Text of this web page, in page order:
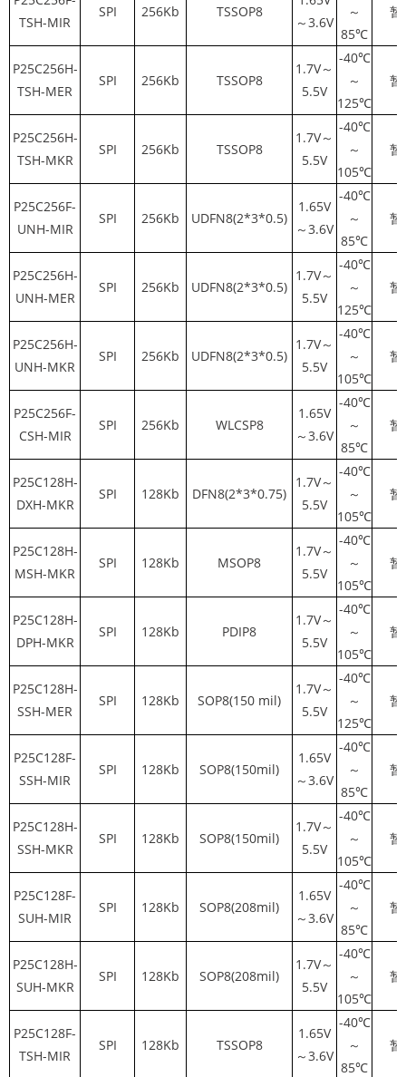
TSH-MIR
SPI 256Kb TSSOP8
～3.6V
～
85℃
暂
P25C256H-
TSH-MER
SPI 256Kb TSSOP8
1.7V～
5.5V
-40℃
～
125℃
暂
P25C256H-
TSH-MKR
SPI 256Kb TSSOP8
1.7V～
5.5V
-40℃
～
105℃
暂
P25C256F-
UNH-MIR
SPI 256Kb UDFN8(2*3*0.5)
1.65V
～3.6V
-40℃
～
85℃
暂
P25C256H-
UNH-MER
SPI 256Kb UDFN8(2*3*0.5)
1.7V～
5.5V
-40℃
～
125℃
暂
P25C256H-
UNH-MKR
SPI 256Kb UDFN8(2*3*0.5)
1.7V～
5.5V
-40℃
～
105℃
暂
P25C256F-
CSH-MIR
SPI 256Kb WLCSP8
1.65V
～3.6V
-40℃
～
85℃
暂
P25C128H-
DXH-MKR
SPI 128Kb DFN8(2*3*0.75)
1.7V～
5.5V
-40℃
～
105℃
暂
P25C128H-
MSH-MKR
SPI 128Kb MSOP8
1.7V～
5.5V
-40℃
～
105℃
暂
P25C128H-
DPH-MKR
SPI 128Kb PDIP8
1.7V～
5.5V
-40℃
～
105℃
暂
P25C128H-
SSH-MER
SPI 128Kb SOP8(150 mil)
1.7V～
5.5V
-40℃
～
125℃
暂
P25C128F-
SSH-MIR
SPI 128Kb SOP8(150mil)
1.65V
～3.6V
-40℃
～
85℃
暂
P25C128H-
SSH-MKR
SPI 128Kb SOP8(150mil)
1.7V～
5.5V
-40℃
～
105℃
暂
P25C128F-
SUH-MIR
SPI 128Kb SOP8(208mil)
1.65V
～3.6V
-40℃
～
85℃
暂
P25C128H-
SUH-MKR
SPI 128Kb SOP8(208mil)
1.7V～
5.5V
-40℃
～
105℃
暂
P25C128F-
TSH-MIR
SPI 128Kb TSSOP8
1.65V
～3.6V
-40℃
～
85℃
暂